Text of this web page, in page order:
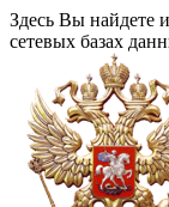
Здесь Вы найдете
сетевых базах